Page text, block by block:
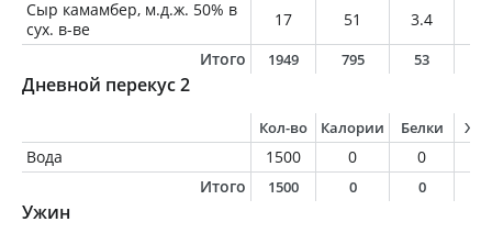
Сыр камамбер, м.д.ж. 50% в
сух. в-ве
17 51 3.4
Итого
1949 795 53
Дневной перекус 2
Кол-во Калории Белки
Вода 1500 0 0
Итого
1500 0 0
Ужин